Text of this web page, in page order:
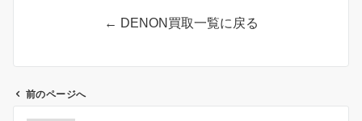
← DENON買取一覧に戻る
前のページへ